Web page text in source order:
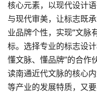
核心元素，以现代设计
与现代审美，让标志既
业品牌个性，实现“文脉
标。选择专业的标志设
懂文脉、懂品牌”的合
读南通近代文脉的核心
等产业的发展特质，又